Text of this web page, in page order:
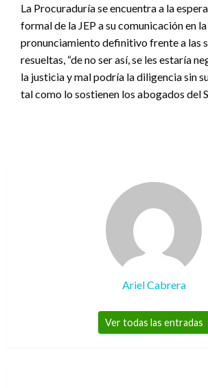
La Procuraduría se encuentra a la
formal de la JEP a su comunicación en
pronunciamiento definitivo frente a las
resueltas, “de no ser así, se les estaría
la justicia y mal podría la diligencia sin
tal como lo sostienen los abogados del
Ariel Cabrera
Ver todas las entradas